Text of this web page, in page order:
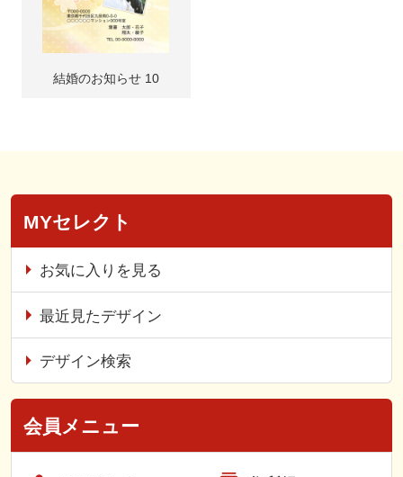
結婚のお知らせ 10
MYセレクト
お気に入りを見る
最近見たデザイン
デザイン検索
会員メニュー